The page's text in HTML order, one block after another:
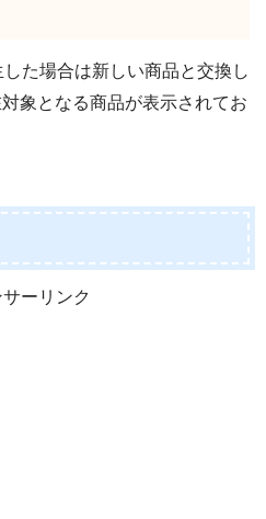
た場合は新しい商品と交換し
象となる商品が表示されてお
ーリンク